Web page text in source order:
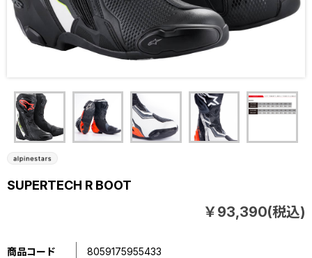
SUPERTECH R BOOT
￥93,390(税込)
商品コード 8059175955433